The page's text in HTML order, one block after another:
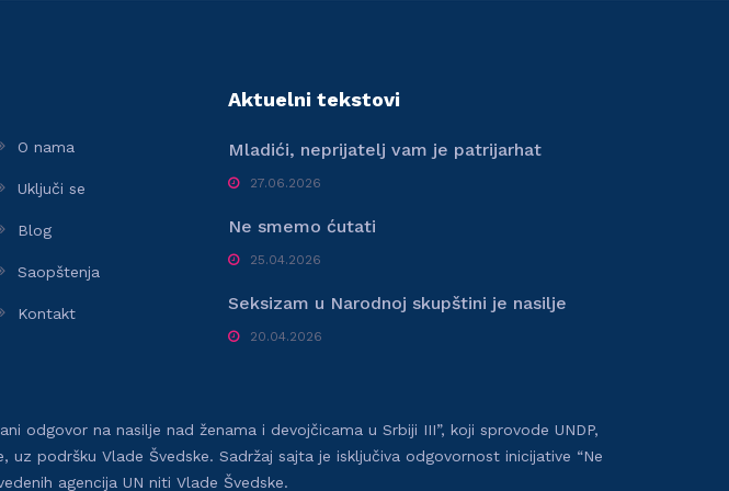
O nama
Uključi se
Blog
Saopštenja
Kontakt
Aktuelni tekstovi
Mladići, neprijatelj vam je patrijarhat
27.06.2026
Ne smemo ćutati
25.04.2026
Seksizam u Narodnoj skupštini je nasilje
20.04.2026
odgovor na nasilje nad ženama i devojčicama u Srbiji III”, koji sprovode UNDP,
uz podršku Vlade Švedske. Sadržaj sajta je isključiva odgovornost inicijative “Ne
agencija UN niti Vlade Švedske.